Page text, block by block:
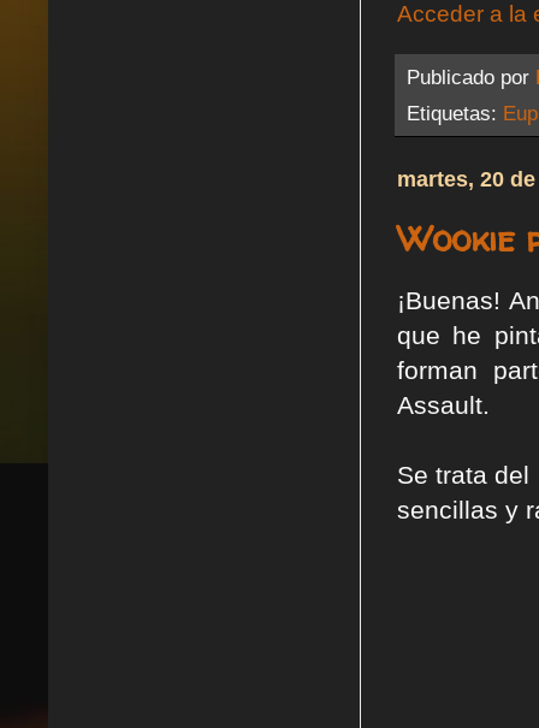
Acceder a la
Publicado por
Etiquetas:
martes, 20
Wookie
¡Buenas!
que he
forman
Assault.
Se trata
sencillas y